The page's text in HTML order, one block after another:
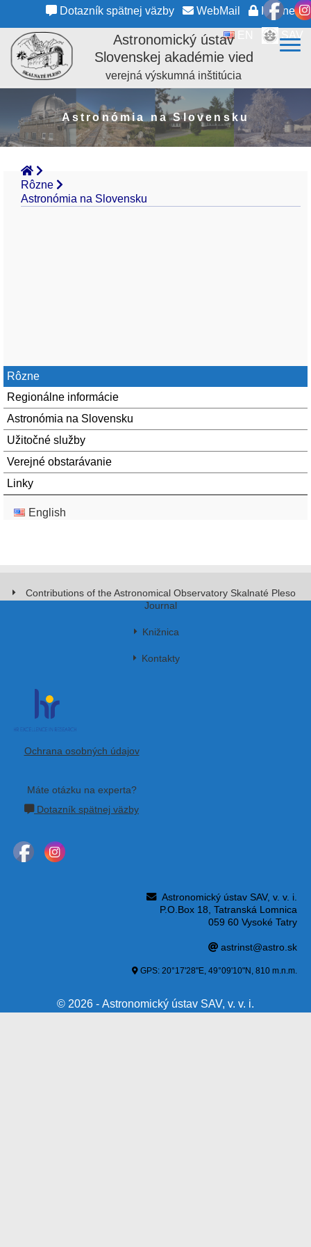
Dotazník spätnej väzby WebMail Intranet
Astronomický ústav
Slovenskej akadémie vied
verejná výskumná inštitúcia
Astronómia na Slovensku
Rôzne
Astronómia na Slovensku
Rôzne
Regionálne informácie
Astronómia na Slovensku
Užitočné služby
Verejné obstarávanie
Linky
English
Contributions of the Astronomical Observatory Skalnaté Pleso
Journal
Knižnica
Kontakty
Ochrana osobných údajov
Máte otázku na experta?
Dotazník spätnej väzby
Astronomický ústav SAV, v. v. i.
P.O.Box 18, Tatranská Lomnica
059 60 Vysoké Tatry
astrinst@astro.sk
GPS: 20°17'28"E, 49°09'10"N, 810 m.n.m.
© 2026 - Astronomický ústav SAV, v. v. i.